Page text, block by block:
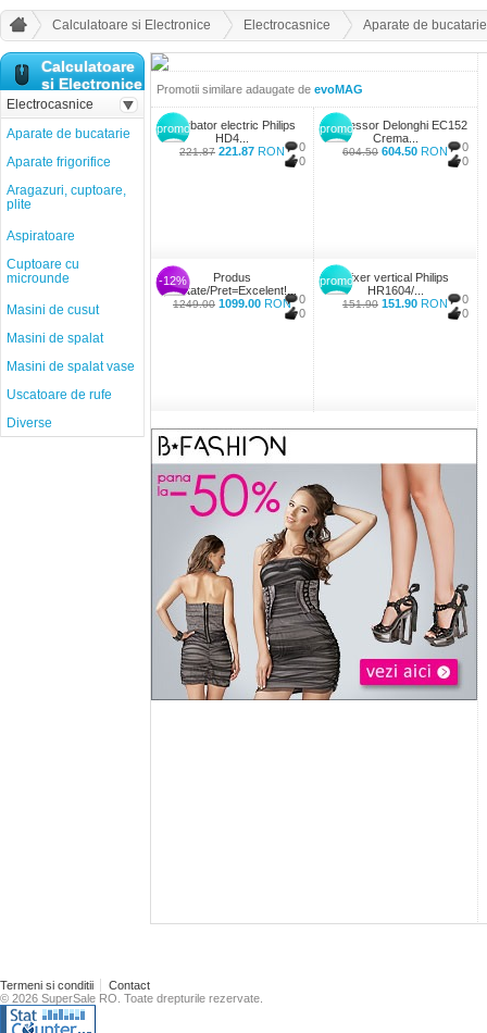
Calculatoare si Electronice Electrocasnice Aparate de bucatarie
Promotii similare adaugate de evoMAG
promo
0
0
Fierbator electric Philips
HD4...
221.87 221.87 RON
promo
0
0
Espressor Delonghi EC152
Crema...
604.50 604.50 RON
-12%
0
0
Produs
Calitate/Pret=Excelent!...
1249.00 1099.00 RON
promo
0
0
Mixer vertical Philips
HR1604/...
151.90 151.90 RON
Calculatoare
si Electronice
Electrocasnice
Aparate de bucatarie
Aparate frigorifice
Aragazuri, cuptoare,
plite
Aspiratoare
Cuptoare cu
microunde
Masini de cusut
Masini de spalat
Masini de spalat vase
Uscatoare de rufe
Diverse
Termeni si conditii
Contact
© 2026 SuperSale RO. Toate drepturile rezervate.